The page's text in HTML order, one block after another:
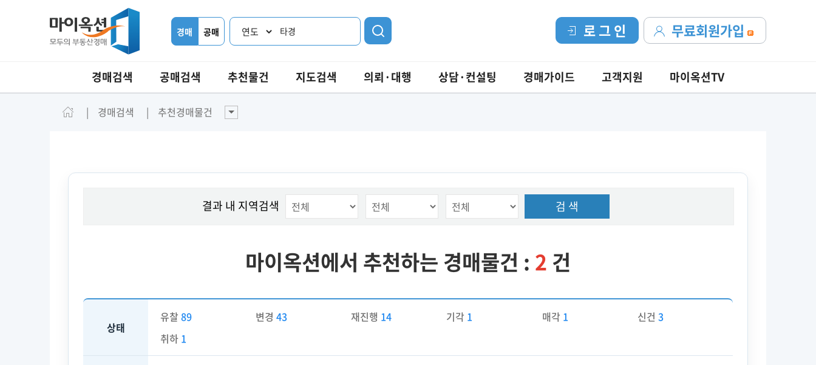
경매 공매 타경 무료회원가입
로 그 인
경매검색 공매검색 추천물건 지도검색 의뢰·대행 상담·컨설팅 경매가이드 고객지원 마이옥션TV
경매검색 추천경매물건
결과 내 지역검색 검 색
마이옥션에서 추천하는 경매물건 : 2 건
상태
유찰 89 변경43 재진행 14 기각 1 매각 1 신건 3
취하 1